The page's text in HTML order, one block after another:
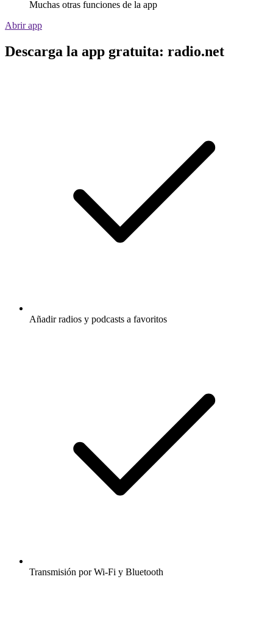
Muchas otras funciones de la app
Abrir app
Descarga la app gratuita: radio.net
Añadir radios y podcasts a favoritos
Transmisión por Wi-Fi y Bluetooth